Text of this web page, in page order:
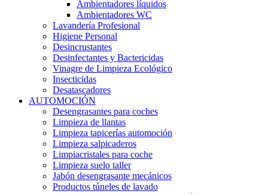
Ambientadores líquidos
Ambientadores WC
Lavandería Profesional
Higiene Personal
Desincrustantes
Desinfectantes y Bactericidas
Vinagre de Limpieza Ecológico
Insecticidas
Desatascadores
AUTOMOCIÓN
Desengrasantes para coches
Limpieza de llantas
Limpieza tapicerías automoción
Limpieza salpicaderos
Limpiacristales para coche
Limpieza suelo taller
Jabón desengrasante mecánicos
Productos túneles de lavado